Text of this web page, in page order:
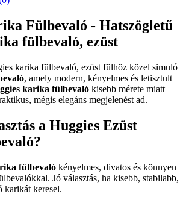
Fülbevaló - Hatszögletű
fülbevaló, ezüst
karika fülbevaló, ezüst fülhöz közel simuló
, amely modern, kényelmes és letisztult
karika fülbevaló kisebb mérete miatt
mégis elegáns megjelenést ad.
a Huggies Ezüst
fülbevaló kényelmes, divatos és könnyen
Jó választás, ha kisebb, stabilabb,
karikát keresel.